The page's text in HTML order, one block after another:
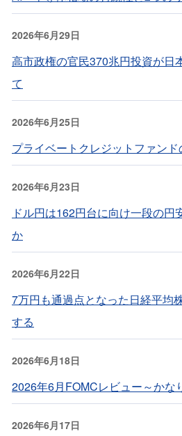
2026年6月29日
高市政権の官民370兆円投資が日
て
2026年6月25日
プライベートクレジットファン
2026年6月23日
ドル円は162円台に向け一段の円
か
2026年6月22日
7万円も通過点となった日経平均
する
2026年6月18日
2026年6月FOMCレビュー～かな
2026年6月17日